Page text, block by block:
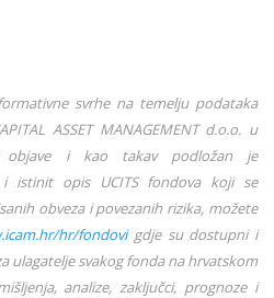
svrhe na temelju podataka
ASSET MANAGEMENT d.o.o. u
objave i kao takav podložan je
i istinit opis UCITS fondova koji se
obveza i povezanih rizika, možete
hr/fondovigdje su dostupni i
ulagatelje svakog fonda na hrvatskom
analize, zaključci, prognoze i